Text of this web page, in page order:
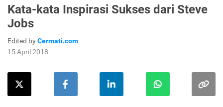
Kata-kata Inspirasi Sukses dari Steve
Jobs
Edited byCermati.com
15 April 2018